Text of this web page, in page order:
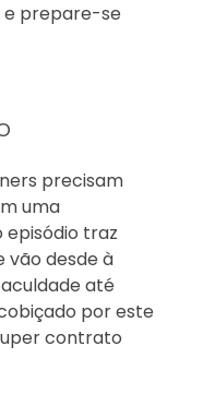
e prepare-se
precisam
uma
traz
vão desde à
até
por este
contrato